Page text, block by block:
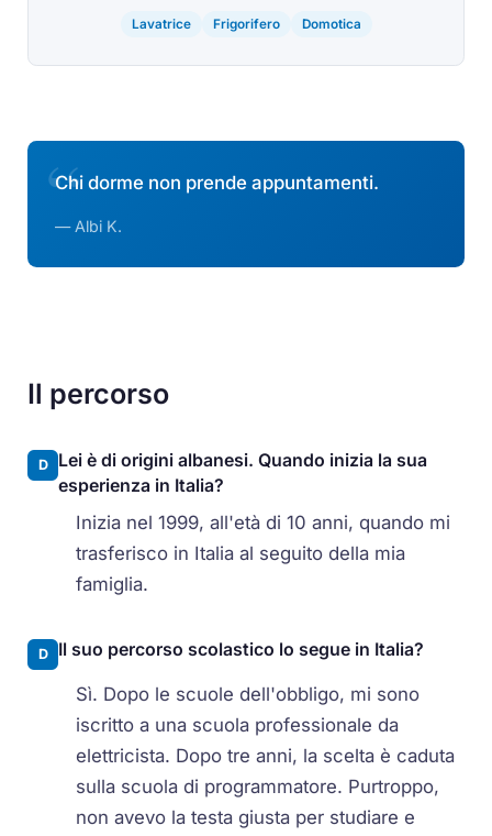
Lavatrice Frigorifero Domotica
Chi dorme non prende appuntamenti.
— Albi K.
Il percorso
D
Lei è di origini albanesi. Quando inizia la sua
esperienza in Italia?
Inizia nel 1999, all'età di 10 anni, quando mi
trasferisco in Italia al seguito della mia
famiglia.
D Il suo percorso scolastico lo segue in Italia?
Sì. Dopo le scuole dell'obbligo, mi sono
iscritto a una scuola professionale da
elettricista. Dopo tre anni, la scelta è caduta
sulla scuola di programmatore. Purtroppo,
non avevo la testa giusta per studiare e